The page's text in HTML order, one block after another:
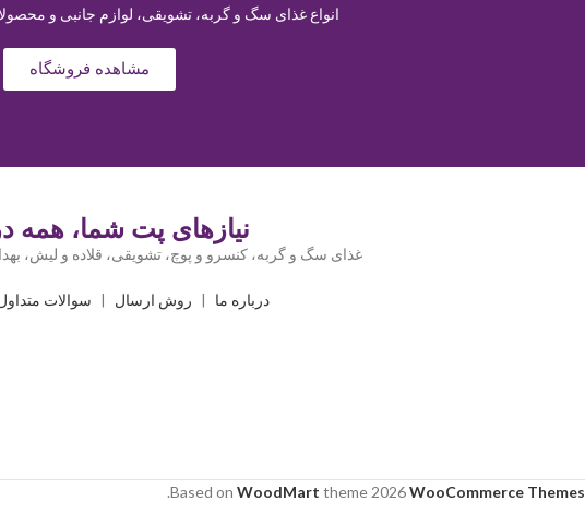
انواع غذای سگ و گربه، تشویقی، لوازم جانبی و
مشاهده فروشگاه
نیازهای پت شما، همه
غذای سگ و گربه، کنسرو و پوچ، تشویقی، قلاده و لیش،
درباره ما روش ارسال سوالات
Based on WoodMart theme 2026WooCommerce Themes
.